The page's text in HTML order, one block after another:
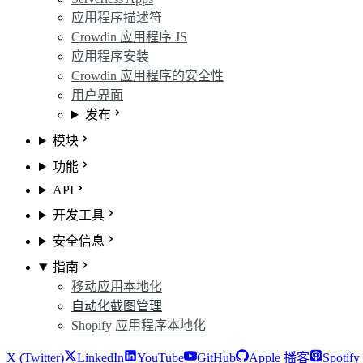
应用程序描述符
Crowdin 应用程序 JS
应用程序安装
Crowdin 应用程序的安全性
用户界面
发布
模块
功能
API
开发工具
安全信息
指南
移动应用本地化
自动化截图管理
Shopify 应用程序本地化
X (Twitter) LinkedIn YouTube GitHub Apple 播客